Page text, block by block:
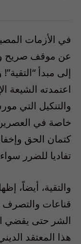
في الأزمات
عن موقف صريح
إلى مبدأ
اعتمدته الشيعة
والتنكيل التي
خاصة في
كتمان الحق
تفاديا للضرر
والتقية، أيضاً،
قناعات والتصرف
الشر حتى يقضي
هذا المعتقد